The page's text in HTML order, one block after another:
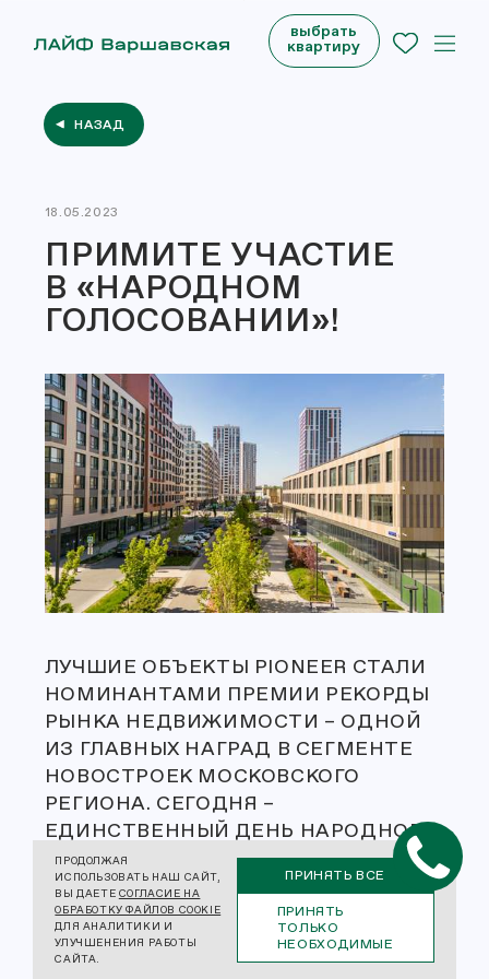
НАЗАД
18.05.2023
ПРИМИТЕ УЧАСТИЕ
В «НАРОДНОМ
ГОЛОСОВАНИИ»!
ЛУЧШИЕ ОБЪЕКТЫ PIONEER СТАЛИ
НОМИНАНТАМИ ПРЕМИИ РЕКОРДЫ
РЫНКА НЕДВИЖИМОСТИ – ОДНОЙ
ИЗ ГЛАВНЫХ НАГРАД В СЕГМЕНТЕ
НОВОСТРОЕК МОСКОВСКОГО
РЕГИОНА. СЕГОДНЯ –
ЕДИНСТВЕННЫЙ ДЕНЬ НАРОДНОГО
ГОЛОСОВАНИЯ, КОГДА СУДЬБУ
ПОБЕДИТЕЛЕЙ МОЖЕТЕ РЕШИТЬ
ИМЕННО ВЫ!
ЧТОБЫ ОТДАТЬ ГОЛОС ЗА LIFE
выбрать
квартиру
ПРОДОЛЖАЯ
ИСПОЛЬЗОВАТЬ НАШ САЙТ,
ВЫ ДАЕТЕ СОГЛАСИЕ НА
ОБРАБОТКУ ФАЙЛОВ COOKIE
ДЛЯ АНАЛИТИКИ И
УЛУЧШЕНЕНИЯ РАБОТЫ
САЙТА.
ПРИНЯТЬ ВСЕ
ПРИНЯТЬ
ТОЛЬКО
НЕОБХОДИМЫЕ